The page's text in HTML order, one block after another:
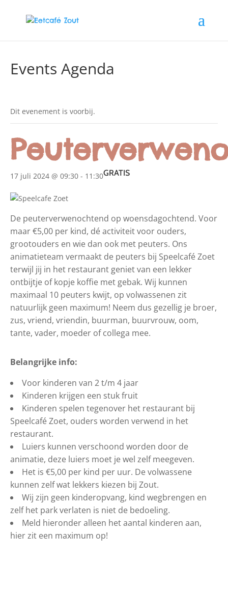
Events Agenda
Dit evenement is voorbij.
17 juli 2024 @ 09:30 - 11:30GRATIS
De peuterverwenochtend op woensdagochtend. Voor
maar €5,00 per kind, dé activiteit voor ouders,
grootouders en wie dan ook met peuters. Ons
animatieteam vermaakt de peuters bij Speelcafé Zoet
terwijl jij in het restaurant geniet van een lekker
ontbijtje of kopje koffie met gebak. Wij kunnen
maximaal 10 peuters kwijt, op volwassenen zit
natuurlijk geen maximum! Neem dus gezellig je broer,
zus, vriend, vriendin, buurman, buurvrouw, oom,
tante, vader, moeder of collega mee.
Belangrijke info:
Voor kinderen van 2 t/m 4 jaar
Kinderen krijgen een stuk fruit
Kinderen spelen tegenover het restaurant bij
Speelcafé Zoet, ouders worden verwend in het
restaurant.
Luiers kunnen verschoond worden door de
animatie, deze luiers moet je wel zelf meegeven.
Het is €5,00 per kind per uur. De volwassene
kunnen zelf wat lekkers kiezen bij Zout.
Wij zijn geen kinderopvang, kind wegbrengen en
zelf het park verlaten is niet de bedoeling.
Meld hieronder alleen het aantal kinderen aan,
hier zit een maximum op!